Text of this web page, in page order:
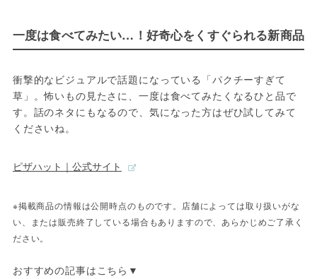
一度は食べてみたい…！好奇心をくすぐられる新商品
衝撃的なビジュアルで話題になっている「パクチーすぎて
草」。怖いもの見たさに、一度は食べてみたくなるひと品で
す。話のネタにもなるので、気になった方はぜひ試してみて
くださいね。
ピザハット｜公式サイト
※掲載商品の情報は公開時点のものです。店舗によっては取り扱いがな
い、または販売終了している場合もありますので、あらかじめご了承く
ださい。
おすすめの記事はこちら▼